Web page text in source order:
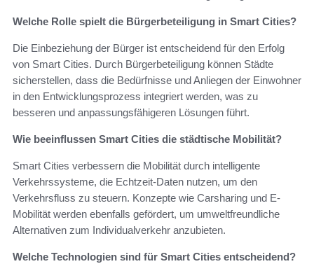
Welche Rolle spielt die Bürgerbeteiligung in Smart Cities?
Die Einbeziehung der Bürger ist entscheidend für den Erfolg
von Smart Cities. Durch Bürgerbeteiligung können Städte
sicherstellen, dass die Bedürfnisse und Anliegen der Einwohner
in den Entwicklungsprozess integriert werden, was zu
besseren und anpassungsfähigeren Lösungen führt.
Wie beeinflussen Smart Cities die städtische Mobilität?
Smart Cities verbessern die Mobilität durch intelligente
Verkehrssysteme, die Echtzeit-Daten nutzen, um den
Verkehrsfluss zu steuern. Konzepte wie Carsharing und E-
Mobilität werden ebenfalls gefördert, um umweltfreundliche
Alternativen zum Individualverkehr anzubieten.
Welche Technologien sind für Smart Cities entscheidend?